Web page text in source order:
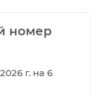
номер
г. на 6